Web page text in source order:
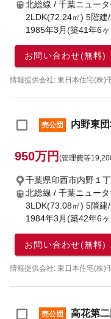
北総線 / 千葉ニュー
2LDK(72.24㎡) 5階建
1985年3月(築41年6
お問い合わせ(無料)
情報提供会社: 東日本住宅(株)
売公団 内野東
950万円 (管理費等
千葉県印西市内野１丁
北総線 / 千葉ニュー
3LDK(73.08㎡) 5階建
1984年3月(築42年6
お問い合わせ(無料)
情報提供会社: 東日本住宅(株)
売公団 高花第